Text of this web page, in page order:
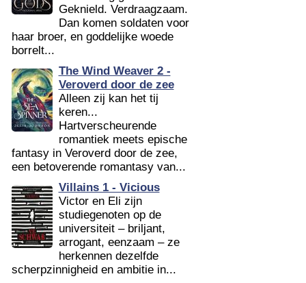
Geknield. Verdraagzaam.
Dan komen soldaten voor
haar broer, en goddelijke woede
borrelt...
The Wind Weaver 2 -
Veroverd door de zee
Alleen zij kan het tij
keren...
Hartverscheurende
romantiek meets epische
fantasy in Veroverd door de zee,
een betoverende romantasy van...
Villains 1 - Vicious
Victor en Eli zijn
studiegenoten op de
universiteit – briljant,
arrogant, eenzaam – ze
herkennen dezelfde
scherpzinnigheid en ambitie in...